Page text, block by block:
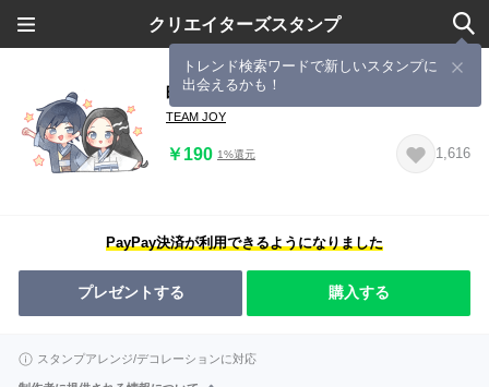
クリエイターズスタンプ
トレンド検索ワードで新しいスタンプに
出会えるかも！
映画『白蛇：縁起』第３弾
TEAM JOY
￥190 1%還元 1,616
PayPay決済が利用できるようになりました
プレゼントする 購入する
スタンプアレンジ/デコレーションに対応